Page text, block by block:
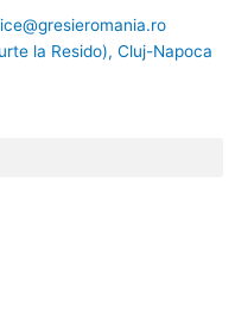
la Resido), Cluj-Napoca